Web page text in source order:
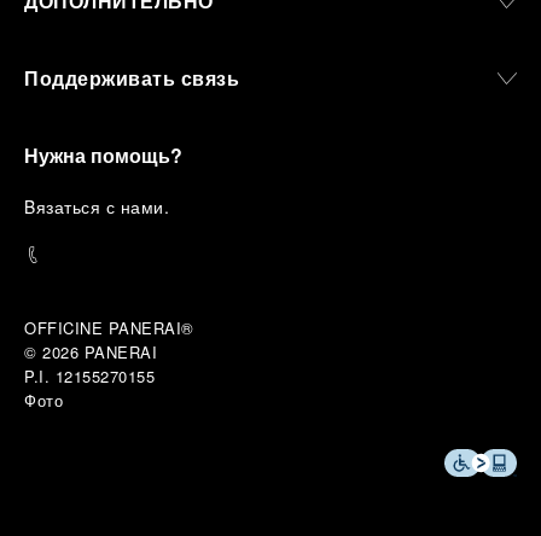
Поддерживать связь
Нужна помощь?
Bязаться с нами.
OFFICINE PANERAI®
© 2026 PANERAI
P.I. 12155270155
Фото